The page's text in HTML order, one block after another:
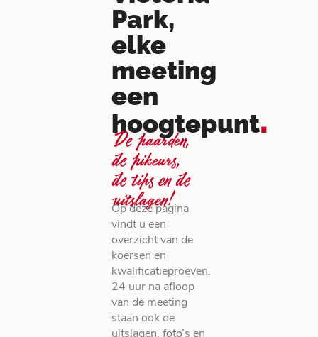
Park,
elke
meeting
een
hoogtepunt.
De paarden,
de pikeurs,
de tips en de
uitslagen!
Op deze pagina
vindt u een
overzicht van de
koersen en
kwalificatieproeven.
24 uur na afloop
van de meeting
staan ook de
uitslagen, foto’s en